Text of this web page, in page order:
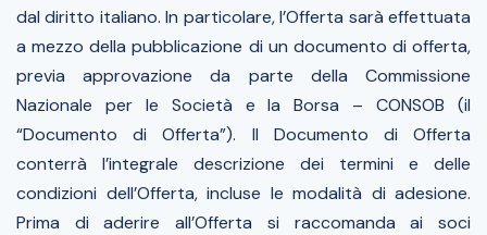
dal diritto italiano. In particolare, l’Offerta sarà effettuata
a mezzo della pubblicazione di un documento di offerta,
previa approvazione da parte della Commissione
Nazionale per le Società e la Borsa – CONSOB (il
“Documento di Offerta”). Il Documento di Offerta
conterrà l’integrale descrizione dei termini e delle
condizioni dell’Offerta, incluse le modalità di adesione.
Prima di aderire all’Offerta si raccomanda ai soci